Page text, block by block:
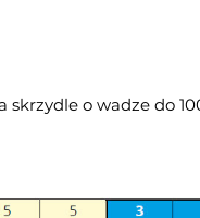
o wadze do